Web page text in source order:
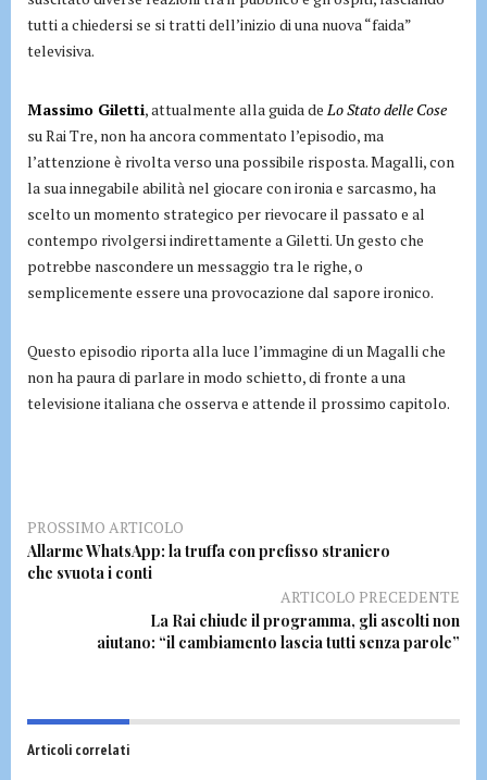
tutti a chiedersi se si tratti dell’inizio di una nuova “faida”
televisiva.
Massimo Giletti, attualmente alla guida de Lo Stato delle Cose
su Rai Tre, non ha ancora commentato l’episodio, ma
l’attenzione è rivolta verso una possibile risposta. Magalli, con
la sua innegabile abilità nel giocare con ironia e sarcasmo, ha
scelto un momento strategico per rievocare il passato e al
contempo rivolgersi indirettamente a Giletti. Un gesto che
potrebbe nascondere un messaggio tra le righe, o
semplicemente essere una provocazione dal sapore ironico.
Questo episodio riporta alla luce l’immagine di un Magalli che
non ha paura di parlare in modo schietto, di fronte a una
televisione italiana che osserva e attende il prossimo capitolo.
PROSSIMO ARTICOLO
Allarme WhatsApp: la truffa con prefisso straniero
che svuota i conti
ARTICOLO PRECEDENTE
La Rai chiude il programma, gli ascolti non
aiutano: “il cambiamento lascia tutti senza parole”
Articoli correlati